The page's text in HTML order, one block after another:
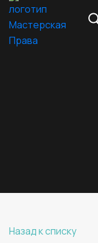
Назад к списку